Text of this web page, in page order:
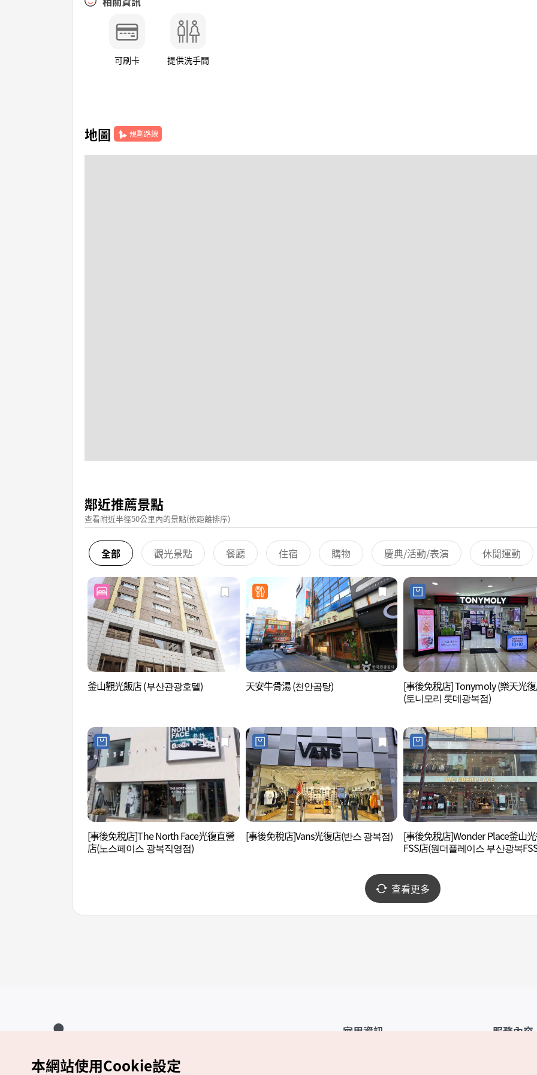
可刷卡 提供洗手間
地圖 規劃路線
鄰近推薦景點
查看附近半徑50公里內的景點(依距離排序)
全部 觀光景點 餐廳 住宿 購物 慶典/活動/表演 休閒運動
釜山觀光飯店 (부산관광호텔) 天安牛骨湯 (천안곰탕)
[事後免稅店] Tonymoly (樂天光
(토니모리 롯데광복점)
[事後免稅店]The North Face光復直營
店(노스페이스 광복직영점)
[事後免稅店]Vans光復店(반스 광복점)
[事後免稅店]Wonder Place釜山
FSS店(원더플레이스 부산광복
查看更多
實用資訊 服務內容
Copyrights (c) 韓國觀光公社版權所有
本網站使用Cookie設定